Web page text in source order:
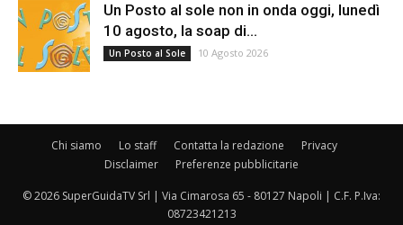
Un Posto al sole non in onda oggi, lunedì
10 agosto, la soap di...
Un Posto al Sole 10 Agosto 2026
Chi siamo Lo staff Contatta la redazione
Privacy
Disclaimer
Preferenze pubblicitarie
© 2026 SuperGuidaTV Srl | Via Cimarosa 65 - 80127 Napoli | C.F. P.Iva:
08723421213